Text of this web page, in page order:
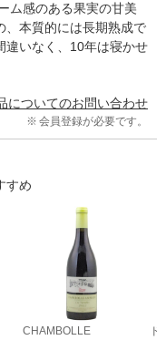
ム感のある果実の甘美
、本質的には長期熟成で
違いなく、10年は寝かせ
についてのお問い合わせ
会員登録が必要です。
すめ
CHAMBOLLE
ド